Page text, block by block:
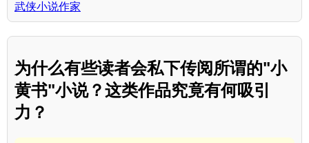
武侠小说作家
为什么有些读者会私下传阅所谓的"小
黄书"小说？这类作品究竟有何吸引
力？